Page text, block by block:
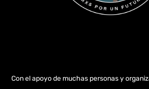
Con el apoyo de muchas personas y